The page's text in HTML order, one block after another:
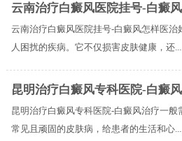
云南治疗白癜风医院挂号-白癜
云南治疗白癜风医院挂号-白癜风怎样医
人困扰的疾病。它不仅损害皮肤健康，还
昆明治疗白癜风专科医院-白癜
昆明治疗白癜风专科医院-白癜风治疗一
常见且顽固的皮肤病，给患者的生活和心